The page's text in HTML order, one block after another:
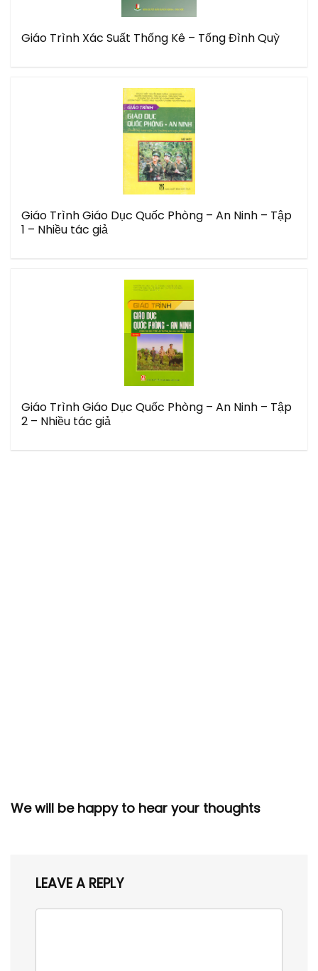
Giáo Trình Xác Suất Thống Kê – Tống Đình Quỳ
Giáo Trình Giáo Dục Quốc Phòng – An Ninh – Tập
1 – Nhiều tác giả
Giáo Trình Giáo Dục Quốc Phòng – An Ninh – Tập
2 – Nhiều tác giả
We will be happy to hear your thoughts
LEAVE A REPLY